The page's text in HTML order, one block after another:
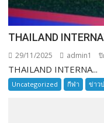
THAILAND
29/11/2025 admin1
THAILAND INTERNA...
Uncategorized กีฬา ข่าว